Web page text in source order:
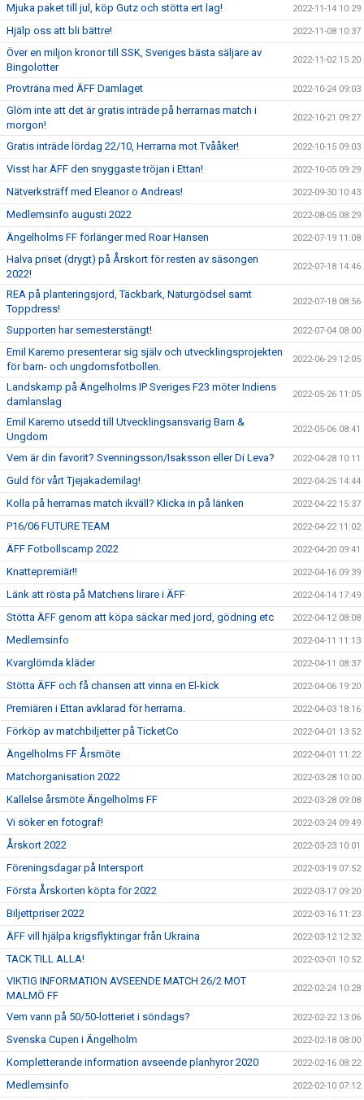
Mjuka paket till jul, köp Gutz och stötta ert lag! 2022-11-14 10:29
Hjälp oss att bli bättre! 2022-11-08 10:37
Över en miljon kronor till SSK, Sveriges bästa säljare av
Bingolotter
2022-11-02 15:20
Provträna med ÄFF Damlaget 2022-10-24 09:03
Glöm inte att det är gratis inträde på herrarnas match i
morgon!
2022-10-21 09:27
Gratis inträde lördag 22/10, Herrarna mot Tvååker! 2022-10-15 09:03
Visst har ÄFF den snyggaste tröjan i Ettan! 2022-10-05 09:29
Nätverksträff med Eleanor o Andreas! 2022-09-30 10:43
Medlemsinfo augusti 2022 2022-08-05 08:29
Ängelholms FF förlänger med Roar Hansen 2022-07-19 11:08
Halva priset (drygt) på Årskort för resten av säsongen
2022!
2022-07-18 14:46
REA på planteringsjord, Täckbark, Naturgödsel samt
Toppdress!
2022-07-18 08:56
Supporten har semesterstängt! 2022-07-04 08:00
Emil Karemo presenterar sig själv och utvecklingsprojekten
för barn- och ungdomsfotbollen.
2022-06-29 12:05
Landskamp på Ängelholms IP Sveriges F23 möter Indiens
damlanslag
2022-05-26 11:05
Emil Karemo utsedd till Utvecklingsansvarig Barn &
Ungdom
2022-05-06 08:41
Vem är din favorit? Svenningsson/Isaksson eller Di Leva? 2022-04-28 10:11
Guld för vårt Tjejakademilag! 2022-04-25 14:44
Kolla på herrarnas match ikväll? Klicka in på länken 2022-04-22 15:37
P16/06 FUTURE TEAM 2022-04-22 11:02
ÄFF Fotbollscamp 2022 2022-04-20 09:41
Knattepremiär!! 2022-04-16 09:39
Länk att rösta på Matchens lirare i ÄFF 2022-04-14 17:49
Stötta ÄFF genom att köpa säckar med jord, gödning etc 2022-04-12 08:08
Medlemsinfo 2022-04-11 11:13
Kvarglömda kläder 2022-04-11 08:37
Stötta ÄFF och få chansen att vinna en El-kick 2022-04-06 19:20
Premiären i Ettan avklarad för herrarna. 2022-04-03 18:16
Förköp av matchbiljetter på TicketCo 2022-04-01 13:52
Ängelholms FF Årsmöte 2022-04-01 11:22
Matchorganisation 2022 2022-03-28 10:00
Kallelse årsmöte Ängelholms FF 2022-03-28 09:08
Vi söker en fotograf! 2022-03-24 09:49
Årskort 2022 2022-03-23 10:01
Föreningsdagar på Intersport 2022-03-19 07:52
Första Årskorten köpta för 2022 2022-03-17 09:20
Biljettpriser 2022 2022-03-16 11:23
ÄFF vill hjälpa krigsflyktingar från Ukraina 2022-03-12 12:32
TACK TILL ALLA! 2022-03-01 10:52
VIKTIG INFORMATION AVSEENDE MATCH 26/2 MOT
MALMÖ FF
2022-02-24 10:28
Vem vann på 50/50-lotteriet i söndags? 2022-02-22 13:06
Svenska Cupen i Ängelholm 2022-02-18 08:00
Kompletterande information avseende planhyror 2020 2022-02-16 08:22
Medlemsinfo 2022-02-10 07:12